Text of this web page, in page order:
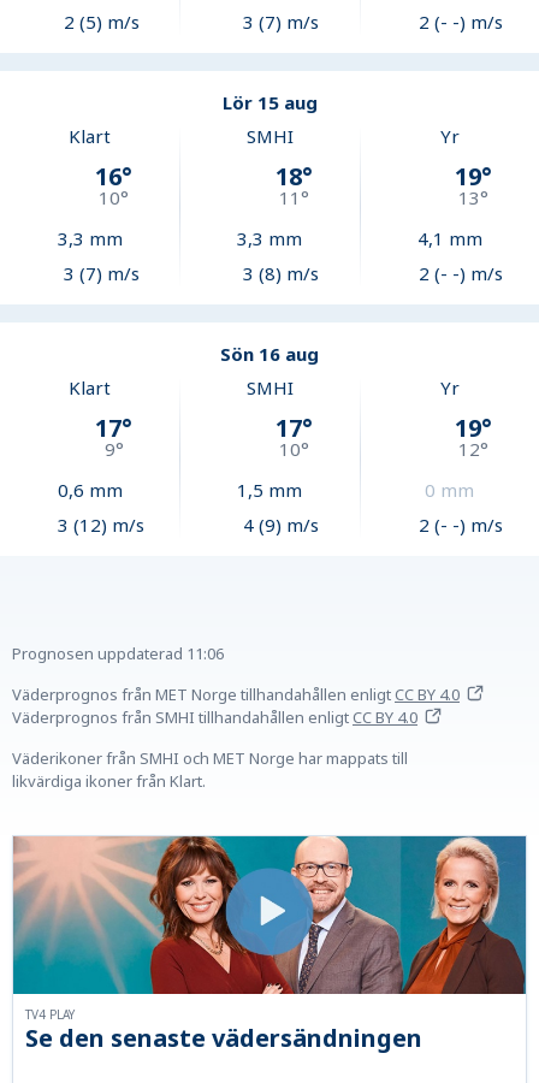
2 (5) m/s
3 (7) m/s
2 (- -) m/s
Lör 15 aug
Klart
16°
10°
3,3 mm
3 (7) m/s
SMHI
18°
11 °
3,3 mm
3 (8) m/s
Yr
19°
13°
4,1 mm
2 (- -) m/s
Sön 16 aug
Klart
17°
9°
0,6 mm
3 (12) m/s
SMHI
17°
10°
1,5 mm
4 (9) m/s
Yr
19°
12°
0 mm
2 (- -) m/s
Prognosen uppdaterad 11:06
Väderprognos från MET Norge tillhandahållen enligtCC BY 4.0
Väderprognos från SMHI tillhandahållen enligtCC BY 4.0
Väderikoner från SMHI och MET Norge har mappats till
likvärdiga ikoner från Klart.
Se den senaste vädersändningen
TV4 PLAY